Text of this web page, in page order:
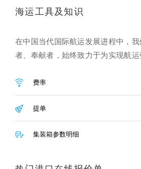
海运工具及知识
在中国当代国际航运发展进程中，
者、奉献者，始终致力于为实现航运
费率
提单
集装箱参数明细